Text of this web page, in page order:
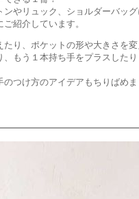
やリュック、ショルダーバッ
紹介しています。
り、ポケットの形や大きさを
もう１本持ち手をプラスした
つけ方のアイデアもちりばめ